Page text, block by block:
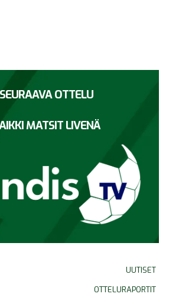
SEURAAVA OTTELU
MATSIT LIVENÄ
UUTISET
OTTELURAPORTIT